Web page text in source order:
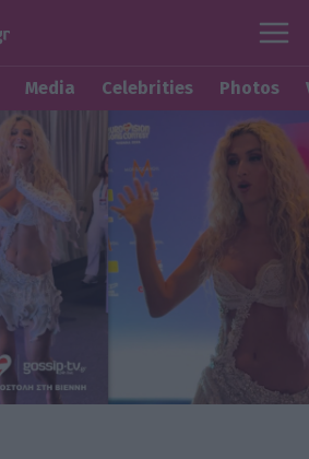
Media Celebrities Photos